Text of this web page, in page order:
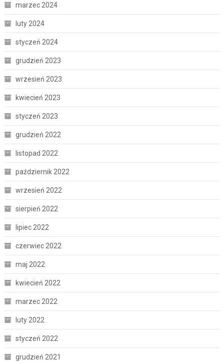
marzec 2024
luty 2024
styczeń 2024
grudzień 2023
wrzesień 2023
kwiecień 2023
styczeń 2023
grudzień 2022
listopad 2022
październik 2022
wrzesień 2022
sierpień 2022
lipiec 2022
czerwiec 2022
maj 2022
kwiecień 2022
marzec 2022
luty 2022
styczeń 2022
grudzień 2021